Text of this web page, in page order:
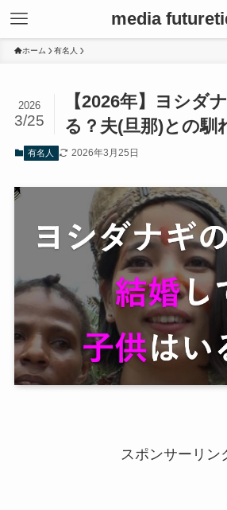
media
ホーム 有名人
【2026年】ヨシダ
る？夫(旦那)との馴
2026
3/25
有名人 2026年3月25日
スポンサーリン